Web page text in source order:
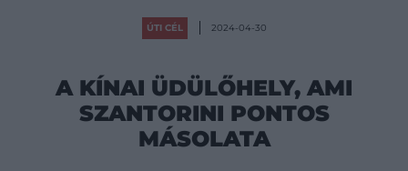
ÚTI CÉL 2024-04-30
A KÍNAI ÜDÜLŐHELY, AMI
SZANTORINI PONTOS
MÁSOLATA